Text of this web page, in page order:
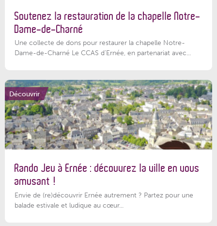
Soutenez la restauration de la chapelle Notre-
Dame-de-Charné
Une collecte de dons pour restaurer la chapelle Notre-
Dame-de-Charné Le CCAS d’Ernée, en partenariat avec...
Découvrir
Rando Jeu à Ernée : découvrez la ville en vous
amusant !
Envie de (re)découvrir Ernée autrement ? Partez pour une
balade estivale et ludique au cœur...